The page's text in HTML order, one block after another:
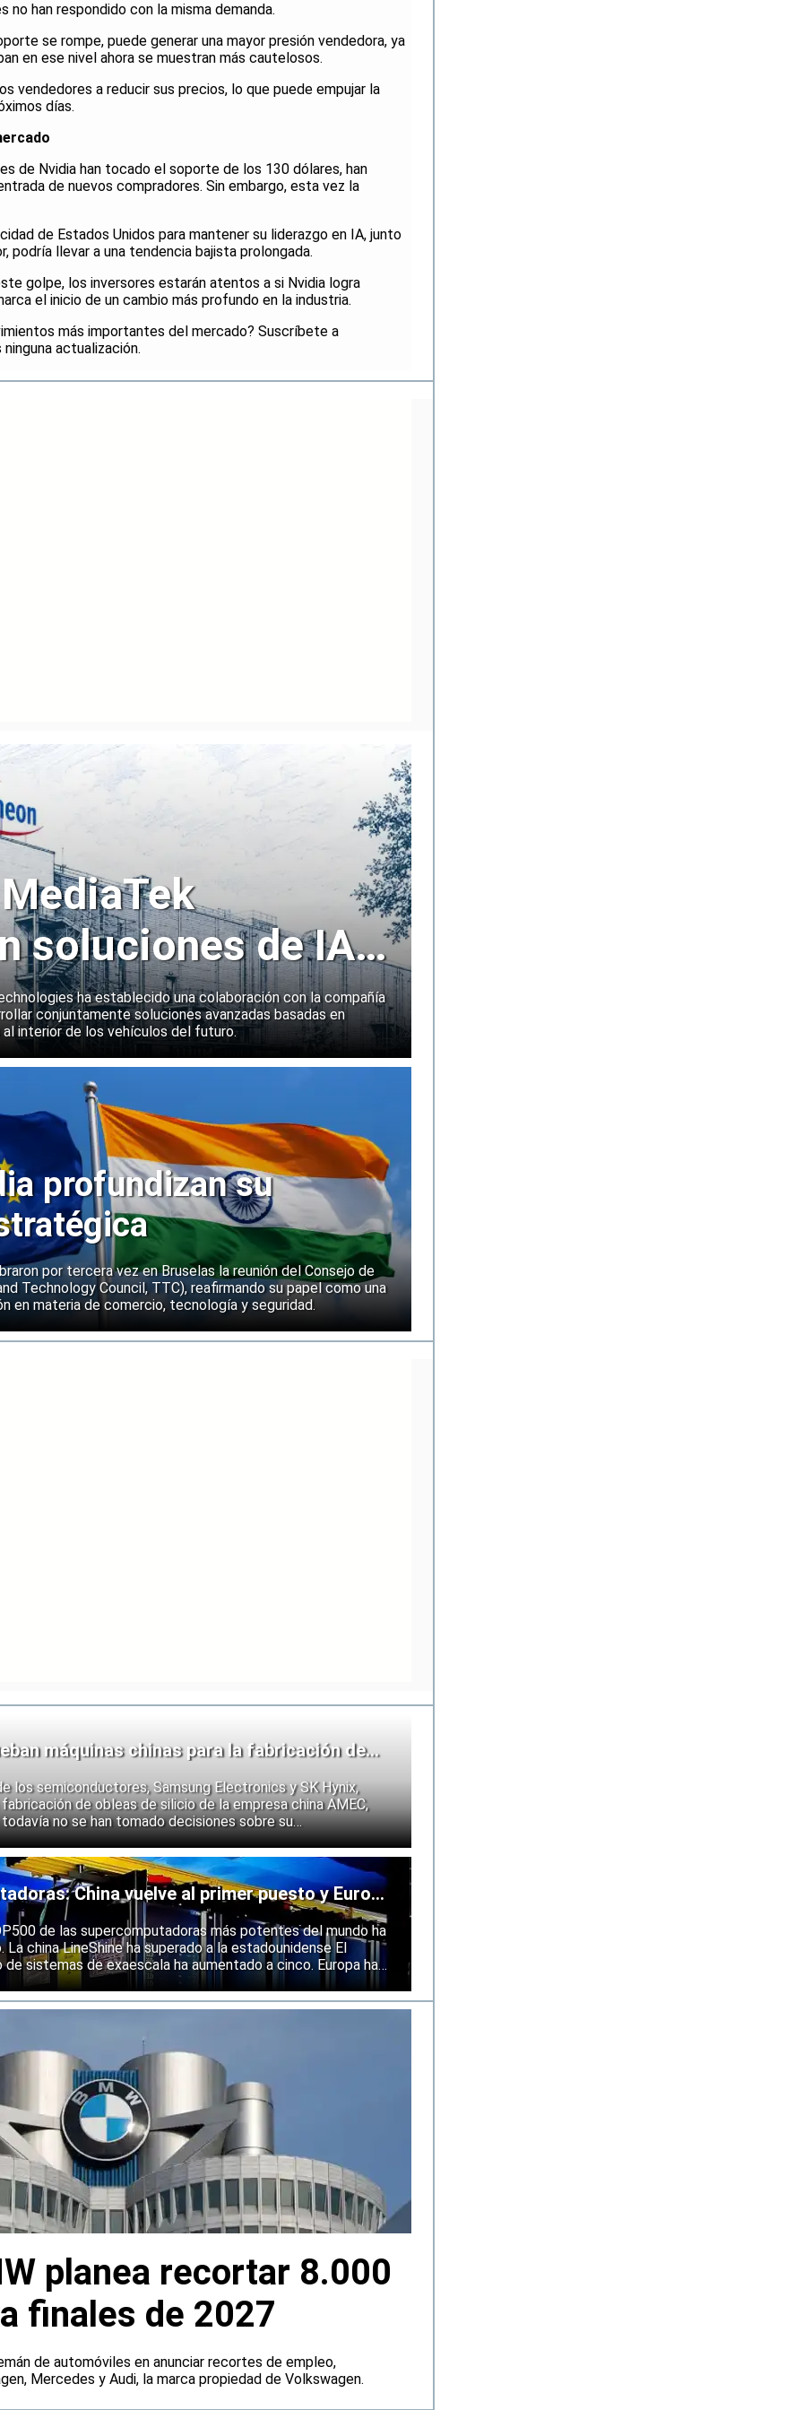
no han respondido con la misma demanda.
se rompe, puede generar una mayor presión vendedora, ya
en ese nivel ahora se muestran más cautelosos.
vendedores a reducir sus precios, lo que puede empujar la
días.
de Nvidia han tocado el soporte de los 130 dólares, han
de nuevos compradores. Sin embargo, esta vez la
de Estados Unidos para mantener su liderazgo en IA, junto
podría llevar a una tendencia bajista prolongada.
golpe, los inversores estarán atentos a si Nvidia logra
el inicio de un cambio más profundo en la industria.
más importantes del mercado? Suscríbete a
actualización.
soluciones de IA
a bordo de
ha establecido una colaboración con la compañía
conjuntamente soluciones avanzadas basadas en
interior de los vehículos del futuro.
profundizan su
por tercera vez en Bruselas la reunión del Consejo de
Technology Council, TTC), reafirmando su papel como una
en materia de comercio, tecnología y seguridad.
máquinas chinas para la fabricación de
los semiconductores, Samsung Electronics y SK Hynix,
de obleas de silicio de la empresa china AMEC,
no se han tomado decisiones sobre su
los fabricantes coreanos muestran que se están preparando
de las restricciones estadounidenses a la
China vuelve al primer puesto y Europa
de las supercomputadoras más potentes del mundo ha
china LineShine ha superado a la estadounidense El
sistemas de exaescala ha aumentado a cinco. Europa ha
regiones mundiales en computación de alto
planea recortar 8.000
finales de 2027
de automóviles en anunciar recortes de empleo,
Mercedes y Audi, la marca propiedad de Volkswagen.